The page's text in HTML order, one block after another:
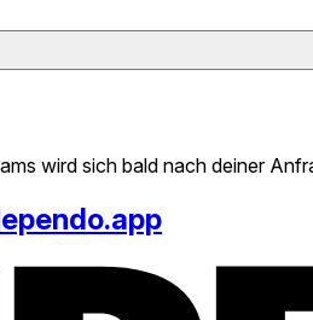
wird sich bald nach deiner